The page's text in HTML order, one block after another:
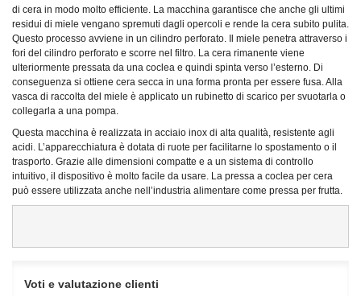
di cera in modo molto efficiente. La macchina garantisce che anche gli ultimi
residui di miele vengano spremuti dagli opercoli e rende la cera subito pulita.
Questo processo avviene in un cilindro perforato. Il miele penetra attraverso i
fori del cilindro perforato e scorre nel filtro. La cera rimanente viene
ulteriormente pressata da una coclea e quindi spinta verso l’esterno. Di
conseguenza si ottiene cera secca in una forma pronta per essere fusa. Alla
vasca di raccolta del miele è applicato un rubinetto di scarico per svuotarla o
collegarla a una pompa.
Questa macchina è realizzata in acciaio inox di alta qualità, resistente agli
acidi. L’apparecchiatura è dotata di ruote per facilitarne lo spostamento o il
trasporto. Grazie alle dimensioni compatte e a un sistema di controllo
intuitivo, il dispositivo è molto facile da usare. La pressa a coclea per cera
può essere utilizzata anche nell’industria alimentare come pressa per frutta.
Voti e valutazione clienti